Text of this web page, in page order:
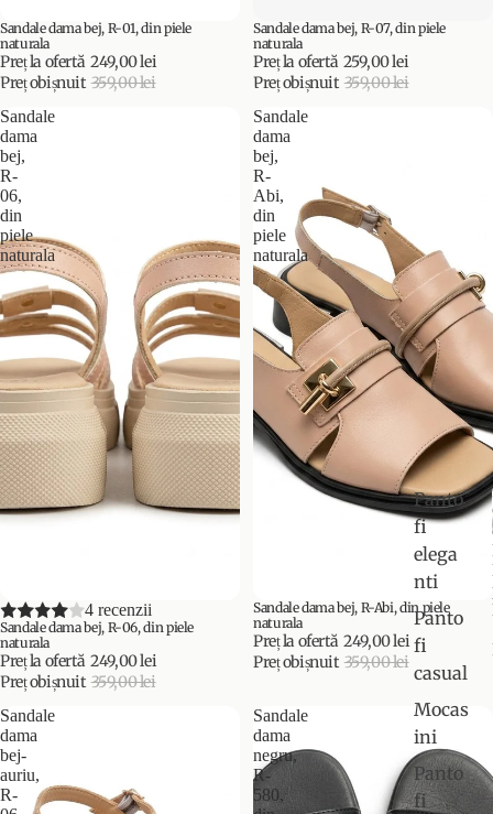
Panto
fi
elega
nti
Panto
fi
casual
Mocas
ini
Panto
fi
PROMOȚIE
Sandale dama bej, R-01, din piele
naturala
Preț la ofertă 249,00 lei
Preț obișnuit 359,00 lei
PROMOȚIE
Sandale dama bej, R-07, din piele
naturala
Preț la ofertă 259,00 lei
Preț obișnuit 359,00 lei
Sandale
dama
bej,
R-
06,
din
piele
naturala
PROMOȚIE 4 recenzii
Sandale dama bej, R-06, din piele
naturala
Preț la ofertă 249,00 lei
Preț obișnuit 359,00 lei
Sandale
dama
bej,
R-
Abi,
din
piele
naturala
PROMOȚIE
Sandale dama bej, R-Abi, din piele
naturala
Preț la ofertă 249,00 lei
Preț obișnuit 359,00 lei
Sandale
dama
bej-
auriu,
R-
Sandale
dama
negru,
R-
580,